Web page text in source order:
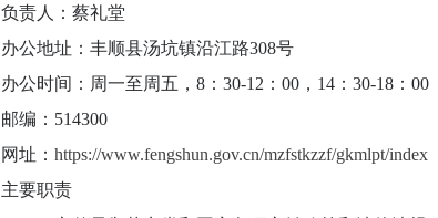
负责人：蔡礼堂
办公地址：丰顺县汤坑镇沿江路308号
办公时间：周一至周五，8：30-12：00，14：30-18：
邮编：514300
网址： https://www.fengshun.gov.cn/mzfstkzzf/gkmlpt/index
主要职责